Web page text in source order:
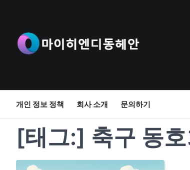
content
개인 정보 정책 회사 소개 문의하기
[태그:] 축구 동